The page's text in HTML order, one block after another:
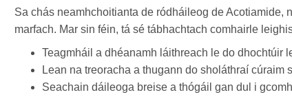
Sa chás neamhchoitianta de ródháileog de Acotiamide,
marfach. Mar sin féin, tá sé tábhachtach comhairle
Teagmháil a dhéanamh láithreach le do dhochtúir
Lean na treoracha a thugann do sholáthraí cúraim
Seachain dáileoga breise a thógáil gan dul i